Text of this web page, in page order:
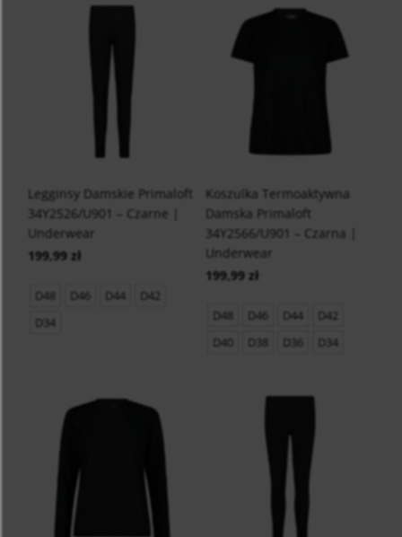
Legginsy Damskie Primaloft
34Y2526/U901 – Czarne |
Underwear
199,99 zł
D48 D46 D44
D42
D34
Koszulka Termoaktywna
Damska Primaloft
34Y2566/U901 – Czarna |
Underwear
199,99 zł
D48 D46 D44
D42
D40
D38 D36 D34